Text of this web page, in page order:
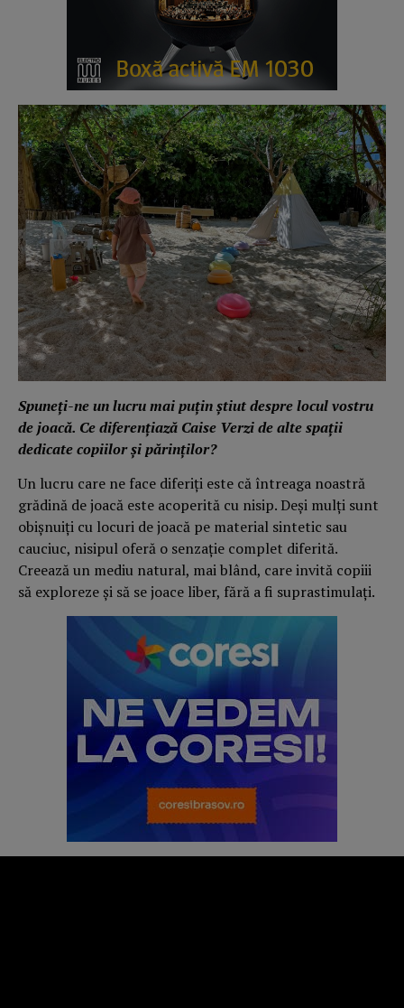
Spuneți-ne un lucru mai puțin știut despre locul vostru
de joacă. Ce diferențiază Caise Verzi de alte spații
dedicate copiilor și părinților?
Un lucru care ne face diferiți este că întreaga noastră
grădină de joacă este acoperită cu nisip. Deși mulți sunt
obișnuiți cu locuri de joacă pe material sintetic sau
cauciuc, nisipul oferă o senzație complet diferită.
Creează un mediu natural, mai blând, care invită copiii
să exploreze și să se joace liber, fără a fi suprastimulați.